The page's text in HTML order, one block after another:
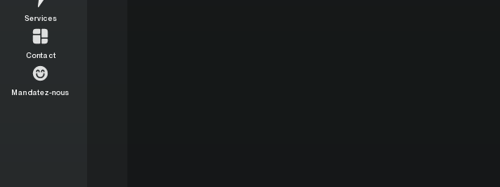
Services
Contact
Mandatez-nous